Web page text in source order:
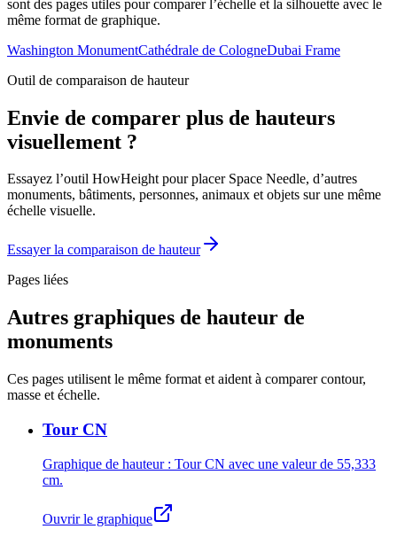
sont des pages utiles pour comparer l’échelle et la silhouette avec le
même format de graphique.
Washington MonumentCathédrale de CologneDubai Frame
Outil de comparaison de hauteur
Envie de comparer plus de hauteurs
visuellement ?
Essayez l’outil HowHeight pour placer Space Needle, d’autres
monuments, bâtiments, personnes, animaux et objets sur une même
échelle visuelle.
Essayer la comparaison de hauteur
Pages liées
Autres graphiques de hauteur de
monuments
Ces pages utilisent le même format et aident à comparer contour,
masse et échelle.
Tour CN
Graphique de hauteur : Tour CN avec une valeur de 55,333
cm.
Ouvrir le graphique